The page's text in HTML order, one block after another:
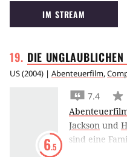
IM STREAM
DIE
US(2004) | Abenteuerfilm,
6.5
7.4
Jackson und
sind eine